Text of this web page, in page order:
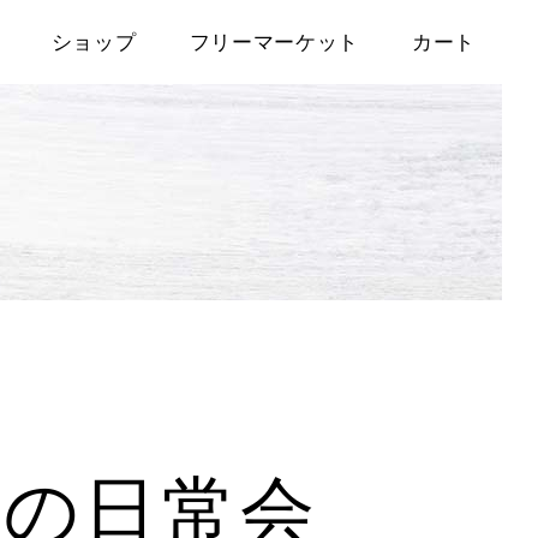
ショップ フリーマーケット カート
日常会